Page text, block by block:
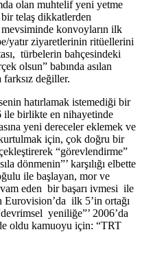
olan muhtelif yeni yetme
telaş dikkatlerden
konvoyların ilk
yatır ziyaretlerinin ritüellerini
türbelerin bahçesindeki
olsun” babında asılan
farksız değiller.
hatırlamak istemediği bir
birlikte en nihayetinde
yeni dereceler eklemek ve
için, çok doğru bir
“görevlendirme”
dönmenin”’ karşılığı elbette
ile başlayan, mor ve
eden bir başarı ivmesi ile
ilk 5’in ortağı
yeniliğe”’ 2006’da
oldu kamuoyu için: “TRT